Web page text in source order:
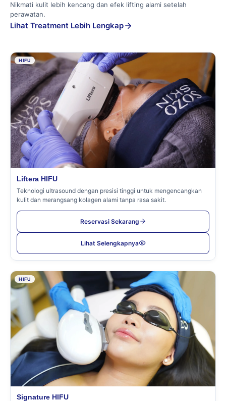
Nikmati kulit lebih kencang dan efek lifting alami setelah
perawatan.
Lihat Treatment Lebih Lengkap
HIFU
Liftera HIFU
Teknologi ultrasound dengan presisi tinggi untuk mengencangkan
kulit dan merangsang kolagen alami tanpa rasa sakit.
Reservasi Sekarang
Lihat Selengkapnya
HIFU
Signature HIFU